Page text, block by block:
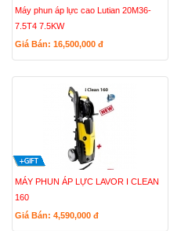
Máy phun áp lực cao Lutian 20M36-
7.5T4 7.5KW
Giá Bán: 16,500,000 đ
MÁY PHUN ÁP LỰC LAVOR I CLEAN
160
Giá Bán: 4,590,000 đ